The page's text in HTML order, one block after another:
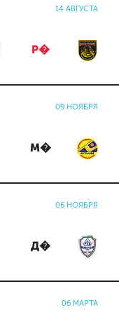
14 АВГУСТА
Р�
09 НОЯБРЯ
М�
06 НОЯБРЯ
Д�
06 МАРТА